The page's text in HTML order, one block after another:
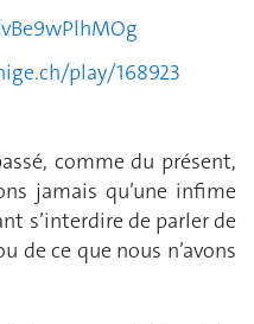
play/168923
comme du présent,
jamais qu’une infime
s’interdire de parler de
de ce que nous n’avons